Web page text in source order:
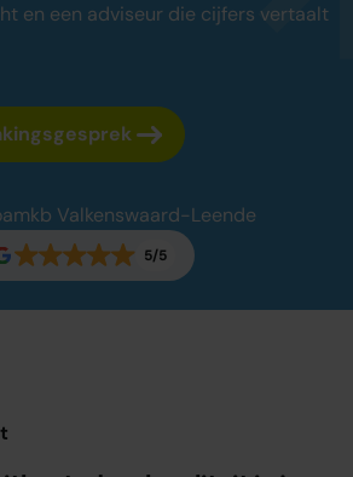
en een adviseur die cijfers vertaalt
Valkenswaard-Leende
5/5